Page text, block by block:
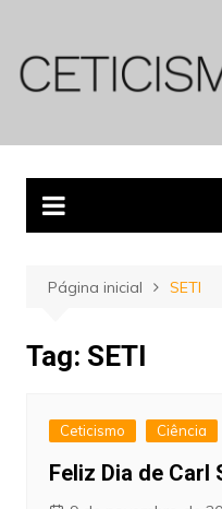
conteúdo
Página inicial SETI
Tag: SETI
Ceticismo Ciência
Feliz Dia de Carl